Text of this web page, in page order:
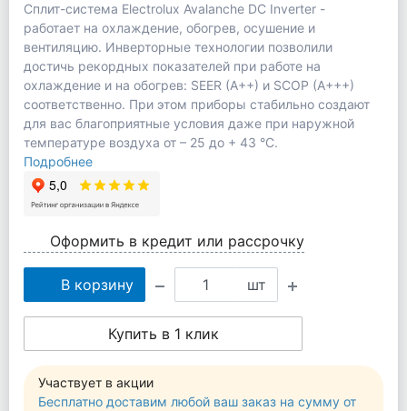
Сплит-система Electrolux Avalanche DC Inverter -
работает на охлаждение, обогрев, осушение и
вентиляцию. Инверторные технологии позволили
достичь рекордных показателей при работе на
охлаждение и на обогрев: SEER (A++) и SCOP (A+++)
соответственно. При этом приборы стабильно создают
для вас благоприятные условия даже при наружной
температуре воздуха от – 25 до + 43 °С.
Подробнее
Оформить в кредит или рассрочку
В корзину шт
Купить в 1 клик
Участвует в акции
Бесплатно доставим любой ваш заказ на сумму от